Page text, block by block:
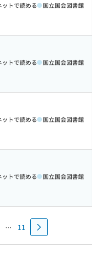
ットで読める 国立国会図書館
ットで読める 国立国会図書館
ットで読める 国立国会図書館
ットで読める 国立国会図書館
11